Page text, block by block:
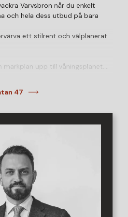
Varvsbron når du enkelt
och hela dess utbud på bara
ett stilrent och välplanerat
markplan upp till våningsplanet.
Med utsikt över
ett effektivt nyttjande av
både matbord och soffgrupp.
med goda arbetsytor, bra
utrustning. Genomgående ljus
och tidlösa färgval bidrar till
enhetliga känsla.
47